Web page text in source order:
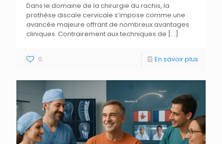
Dans le domaine de la chirurgie du rachis, la
prothèse discale cervicale s’impose comme une
avancée majeure offrant de nombreux avantages
cliniques. Contrairement aux techniques de […]
0 En savoir plus